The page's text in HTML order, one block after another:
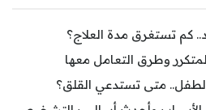
كم تستغرق مدة العلاج؟
وطرق التعامل معها
متى تستدعي القلق؟